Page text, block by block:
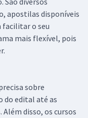
apostilas disponíveis
facilitar o seu
mais flexível, pois
sobre
do edital até as
disso, os cursos